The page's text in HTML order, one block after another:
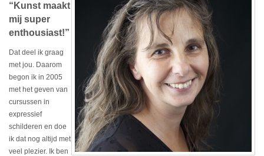
“Kunst maakt
mij super
enthousiast!”
Dat deel ik graag
met jou. Daarom
begon ik in 2005
met het geven van
cursussen in
expressief
schilderen en doe
ik dat nog altijd met
veel plezier. Ik ben